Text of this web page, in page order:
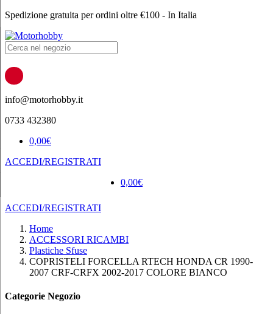
Spedizione gratuita per ordini oltre €100 - In Italia
Products
search
info@motorhobby.it
0733 432380
0,00€
ACCEDI/REGISTRATI
0,00€
ACCEDI/REGISTRATI
Home
ACCESSORI RICAMBI
Plastiche Sfuse
COPRISTELI FORCELLA RTECH HONDA CR 1990-
2007 CRF-CRFX 2002-2017 COLORE BIANCO
Categorie Negozio